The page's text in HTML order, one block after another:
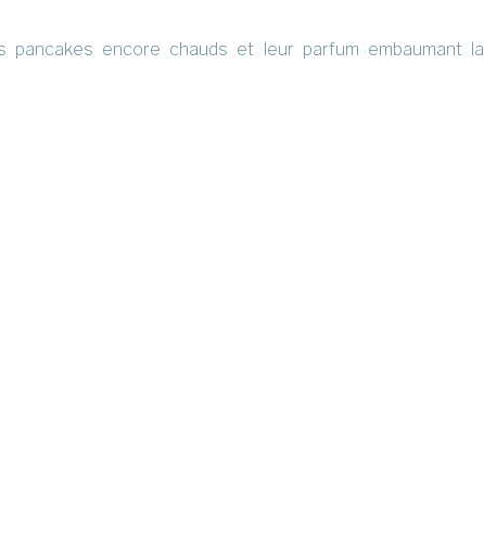
pancakes encore chauds et leur parfum embaumant la